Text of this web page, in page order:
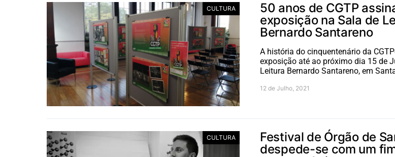
CULTURA
50 anos de CGTP
exposição na Sala de
Bernardo Santareno
A história do cinquentenário da
exposição até ao próximo dia 15 de
Leitura Bernardo Santareno, em
12 de Julho, 2021
CULTURA
Festival de Órgão de
despede-se com um